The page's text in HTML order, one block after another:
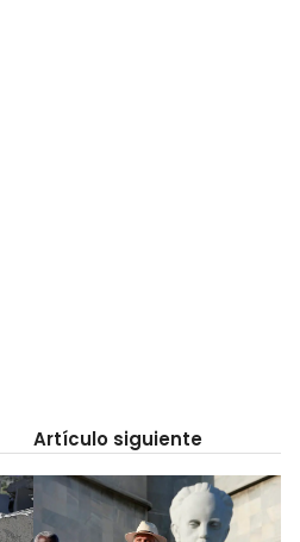
Artículo siguiente